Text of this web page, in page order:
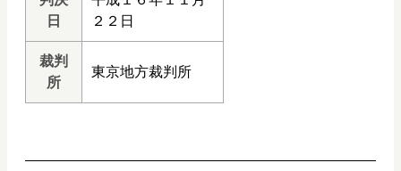
日
２２日
裁判
所
東京地方裁判所